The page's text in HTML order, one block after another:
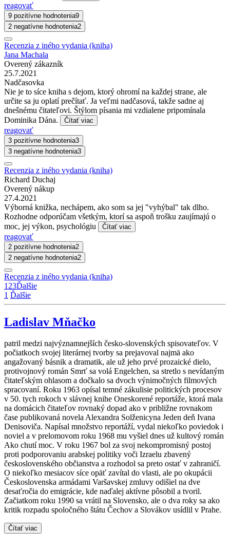
reagovať
9 pozitívne hodnotenia9
2 negatívne hodnotenia2
Recenzia z iného vydania (kniha)
Jana Machala
Overený zákazník
25.7.2021
Nadčasovka
Nie je to síce kniha s dejom, ktorý ohromí na každej strane, ale
určite sa ju oplatí prečítať. Ja veľmi nadčasová, takže sadne aj
dnešnému čitateľovi. Štýlom písania mi vzdialene pripomínala
Dominika Dána.
Čítať viac
reagovať
3 pozitívne hodnotenia3
3 negatívne hodnotenia3
Recenzia z iného vydania (kniha)
Richard Duchaj
Overený nákup
27.4.2021
Výborná knižka, nechápem, ako som sa jej "vyhýbal" tak dlho.
Rozhodne odporúčam všetkým, ktorí sa aspoň trošku zaujímajú o
moc, jej výkon, psychológiu
Čítať viac
reagovať
2 pozitívne hodnotenia2
2 negatívne hodnotenia2
Recenzia z iného vydania (kniha)
1 23Ďalšie
1 Ďalšie
Ladislav Mňačko
patril medzi najvýznamnejších česko-slovenských spisovateľov. V
počiatkoch svojej literárnej tvorby sa prejavoval najmä ako
angažovaný básnik a dramatik, ale už jeho prvé prozaické dielo,
protivojnový román Smrť sa volá Engelchen, sa stretlo s nevídaným
čitateľským ohlasom a dočkalo sa dvoch výnimočných filmových
spracovaní. Roku 1963 opísal temné zákulisie politických procesov
v 50. tych rokoch v slávnej knihe Oneskorené reportáže, ktorá mala
na domácich čitateľov rovnaký dopad ako v približne rovnakom
čase publikovaná novela Alexandra Solženicyna Jeden deň Ivana
Denisoviča. Napísal množstvo reportáží, vydal niekoľko poviedok i
noviel a v prelomovom roku 1968 mu vyšiel dnes už kultový román
Ako chutí moc. V roku 1967 bol za svoj nekompromisný postoj
proti podporovaniu arabskej politiky voči Izraelu zbavený
československého občianstva a rozhodol sa preto ostať v zahraničí.
O niekoľko mesiacov síce opäť zavítal do vlasti, ale po okupácii
Československa armádami Varšavskej zmluvy odišiel na dve
desaťročia do emigrácie, kde naďalej aktívne pôsobil a tvoril.
Začiatkom roku 1990 sa vrátil na Slovensko, ale o dva roky sa ako
kritik rozpadu spoločného štátu Čechov a Slovákov usídlil v Prahe.
Čítať viac